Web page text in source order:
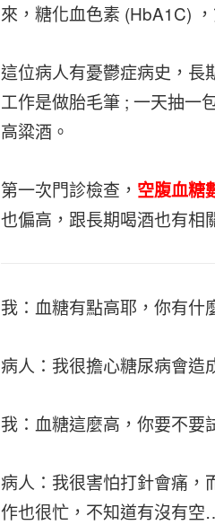
來，糖化血色素 (HbA1C)
這位病人有憂鬱症病史，長
工作是做胎毛筆 ; 一天抽一
高粱酒。
第一次門診檢查， 空腹血糖
也偏高，跟長期喝酒也有相
我：血糖有點高耶，你有什
病人：我很擔心糖尿病會
我：血糖這麼高，你要不要
病人：我很害怕打針會痛，
作也很忙，不知道有沒有空